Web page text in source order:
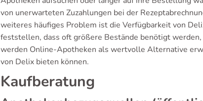
von unerwarteten Zuzahlungen bei der
weiteres häufiges Problem ist die Verfügbarkeit von
feststellen, dass oft größere Bestände benötigt
werden Online-Apotheken als wertvolle Alternative
von Delix bieten können.
Kaufberatung